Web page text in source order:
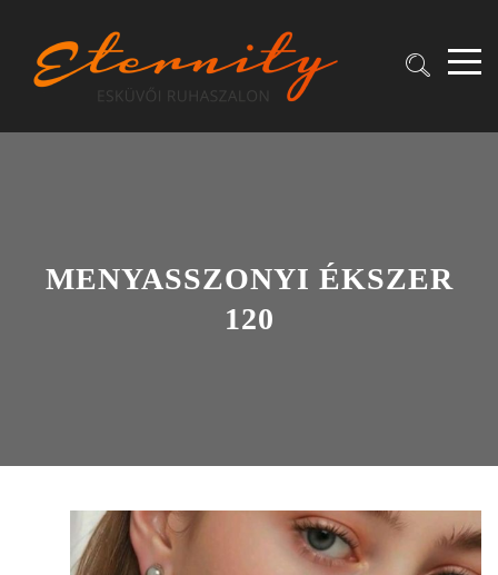
MENYASSZONYI ÉKSZER
120